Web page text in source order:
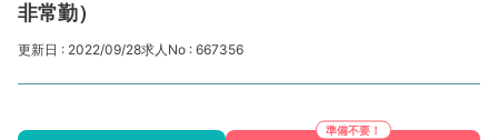
非常勤）
更新日 : 2022/09/28求人No : 667356